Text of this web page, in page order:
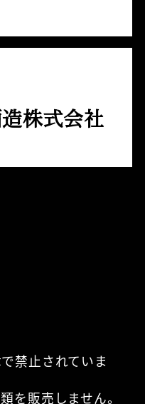
株式会社
禁止されていま
を販売しません。